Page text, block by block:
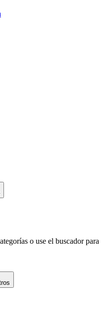
o use el buscador para